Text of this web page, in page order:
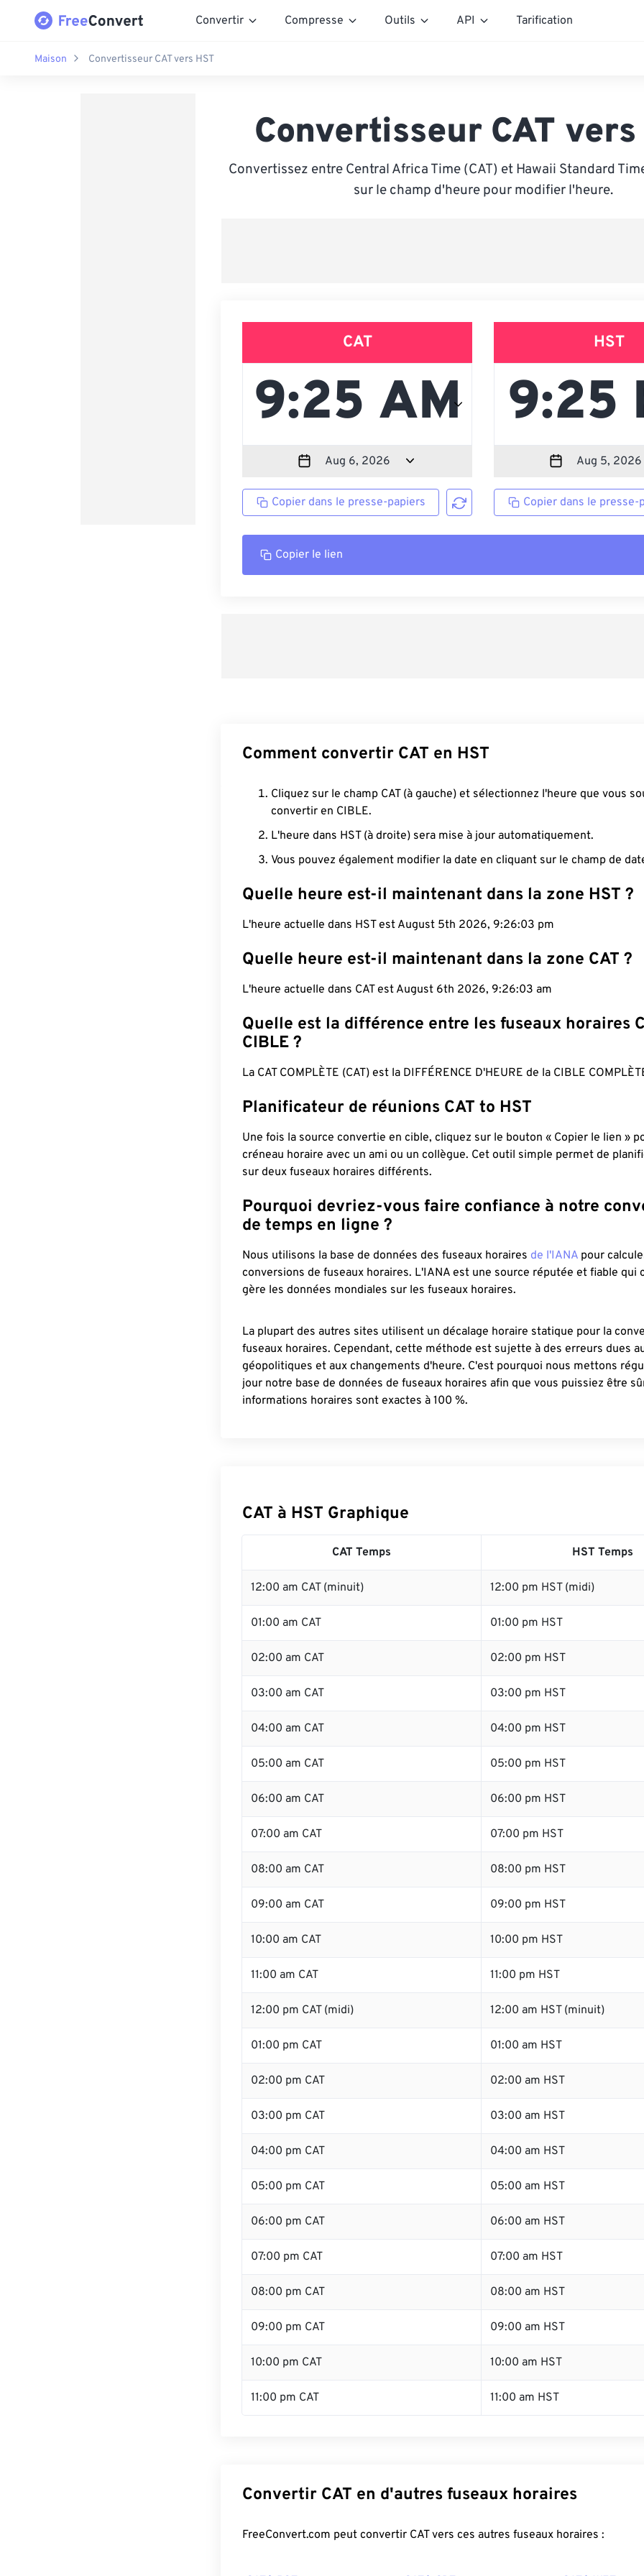
Convertir Compresse Outils API Tarification
Maison Convertisseur CAT vers HST
Convertisseur CAT vers
Convertissez entre Central Africa Time (CAT) et Hawaii Standard
sur le champ d'heure pour modifier l'heure.
CAT
Copier dans le presse-papiers
HST
Copier dans le presse-
Copier le lien
Comment convertir CAT en HST
Cliquez sur le champ CAT (à gauche) et sélectionnez l'heure que vous
convertir en CIBLE.
L'heure dans HST (à droite) sera mise à jour automatiquement.
Vous pouvez également modifier la date en cliquant sur le champ de
Quelle heure est-il maintenant dans la zone HST ?
L'heure actuelle dans HST est August 5th 2026, 9:26:04 pm
Quelle heure est-il maintenant dans la zone CAT ?
L'heure actuelle dans CAT est August 6th 2026, 9:26:04 am
Quelle est la différence entre les fuseaux horaires
CIBLE ?
La CAT COMPLÈTE (CAT) est la DIFFÉRENCE D'HEURE de la CIBLE
Planificateur de réunions CAT to HST
Une fois la source convertie en cible, cliquez sur le bouton « Copier le lien »
créneau horaire avec un ami ou un collègue. Cet outil simple permet de
sur deux fuseaux horaires différents.
Pourquoi devriez-vous faire confiance à notre
de temps en ligne ?
Nous utilisons la base de données des fuseaux horaires de l'IANA pour
conversions de fuseaux horaires. L'IANA est une source réputée et fiable qui
gère les données mondiales sur les fuseaux horaires.
La plupart des autres sites utilisent un décalage horaire statique pour la
fuseaux horaires. Cependant, cette méthode est sujette à des erreurs dues
géopolitiques et aux changements d'heure. C'est pourquoi nous mettons
jour notre base de données de fuseaux horaires afin que vous puissiez être
informations horaires sont exactes à 100 %.
CAT à HST Graphique
CAT Temps HST Temps
12:00 am CAT (minuit) 12:00 pm HST (midi)
01:00 am CAT 01:00 pm HST
02:00 am CAT 02:00 pm HST
03:00 am CAT 03:00 pm HST
04:00 am CAT 04:00 pm HST
05:00 am CAT 05:00 pm HST
06:00 am CAT 06:00 pm HST
07:00 am CAT 07:00 pm HST
08:00 am CAT 08:00 pm HST
09:00 am CAT 09:00 pm HST
10:00 am CAT 10:00 pm HST
11:00 am CAT 11:00 pm HST
12:00 pm CAT (midi) 12:00 am HST (minuit)
01:00 pm CAT 01:00 am HST
02:00 pm CAT 02:00 am HST
03:00 pm CAT 03:00 am HST
04:00 pm CAT 04:00 am HST
05:00 pm CAT 05:00 am HST
06:00 pm CAT 06:00 am HST
07:00 pm CAT 07:00 am HST
08:00 pm CAT 08:00 am HST
09:00 pm CAT 09:00 am HST
10:00 pm CAT 10:00 am HST
11:00 pm CAT 11:00 am HST
Convertir CAT en d'autres fuseaux horaires
FreeConvert.com peut convertir CAT vers ces autres fuseaux horaires :